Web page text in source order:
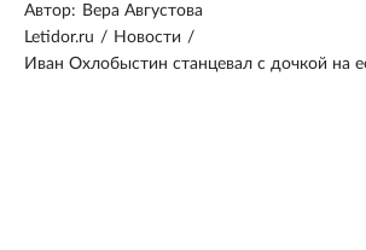
Автор: Вера Августова
Letidor.ru / Новости /
Иван Охлобыстин станцевал с дочкой на